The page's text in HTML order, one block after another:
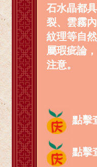
石水晶都
裂、雲霧
紋理等自
屬瑕疵論
注意。
點擊
點擊